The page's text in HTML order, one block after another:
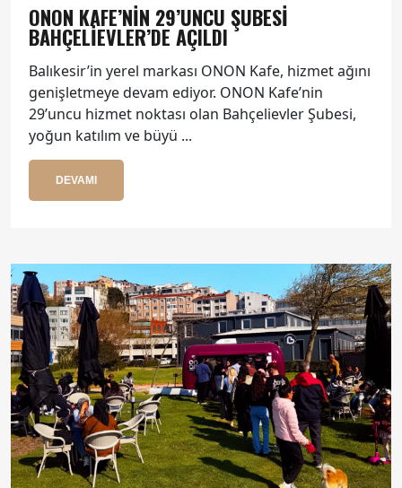
ONON KAFE’NIN 29’UNCU ŞUBESI
BAHÇELIEVLER’DE AÇILDI
Balıkesir’in yerel markası ONON Kafe, hizmet ağını
genişletmeye devam ediyor. ONON Kafe’nin
29’uncu hizmet noktası olan Bahçelievler Şubesi,
yoğun katılım ve büyü ...
DEVAMI